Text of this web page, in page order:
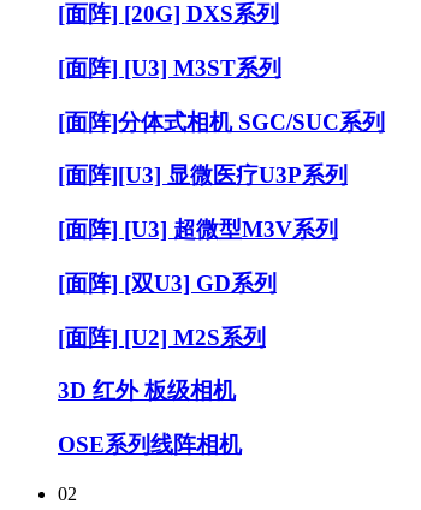
[面阵] [20G] DXS系列
[面阵] [U3] M3ST系列
[面阵]分体式相机 SGC/SUC系列
[面阵][U3] 显微医疗U3P系列
[面阵] [U3] 超微型M3V系列
[面阵] [双U3] GD系列
[面阵] [U2] M2S系列
3D 红外 板级相机
OSE系列线阵相机
02